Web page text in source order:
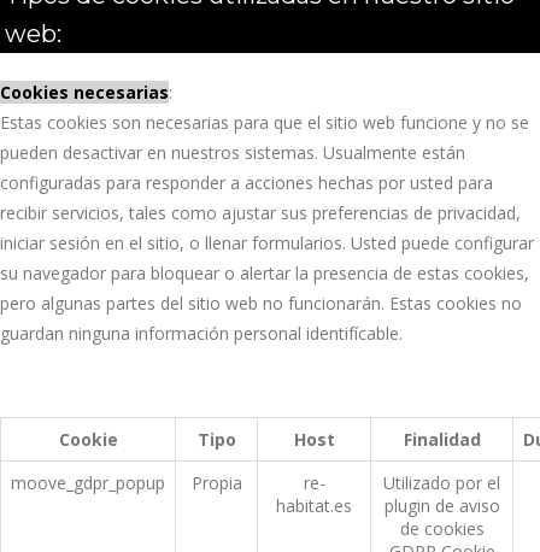
web:
Cookies necesarias:
Estas cookies son necesarias para que el sitio web funcione y no se
pueden desactivar en nuestros sistemas. Usualmente están
configuradas para responder a acciones hechas por usted para
recibir servicios, tales como ajustar sus preferencias de privacidad,
iniciar sesión en el sitio, o llenar formularios. Usted puede configurar
su navegador para bloquear o alertar la presencia de estas cookies,
pero algunas partes del sitio web no funcionarán. Estas cookies no
guardan ninguna información personal identifícable.
Cookie Tipo Host Finalidad
moove_gdpr_popup
Propia
re-
habitat.es
Utilizado por el
plugin de aviso
de cookies